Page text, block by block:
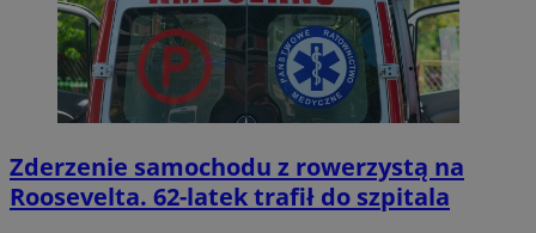
Zderzenie samochodu z rowerzystą na
Roosevelta. 62-latek trafił do szpitala